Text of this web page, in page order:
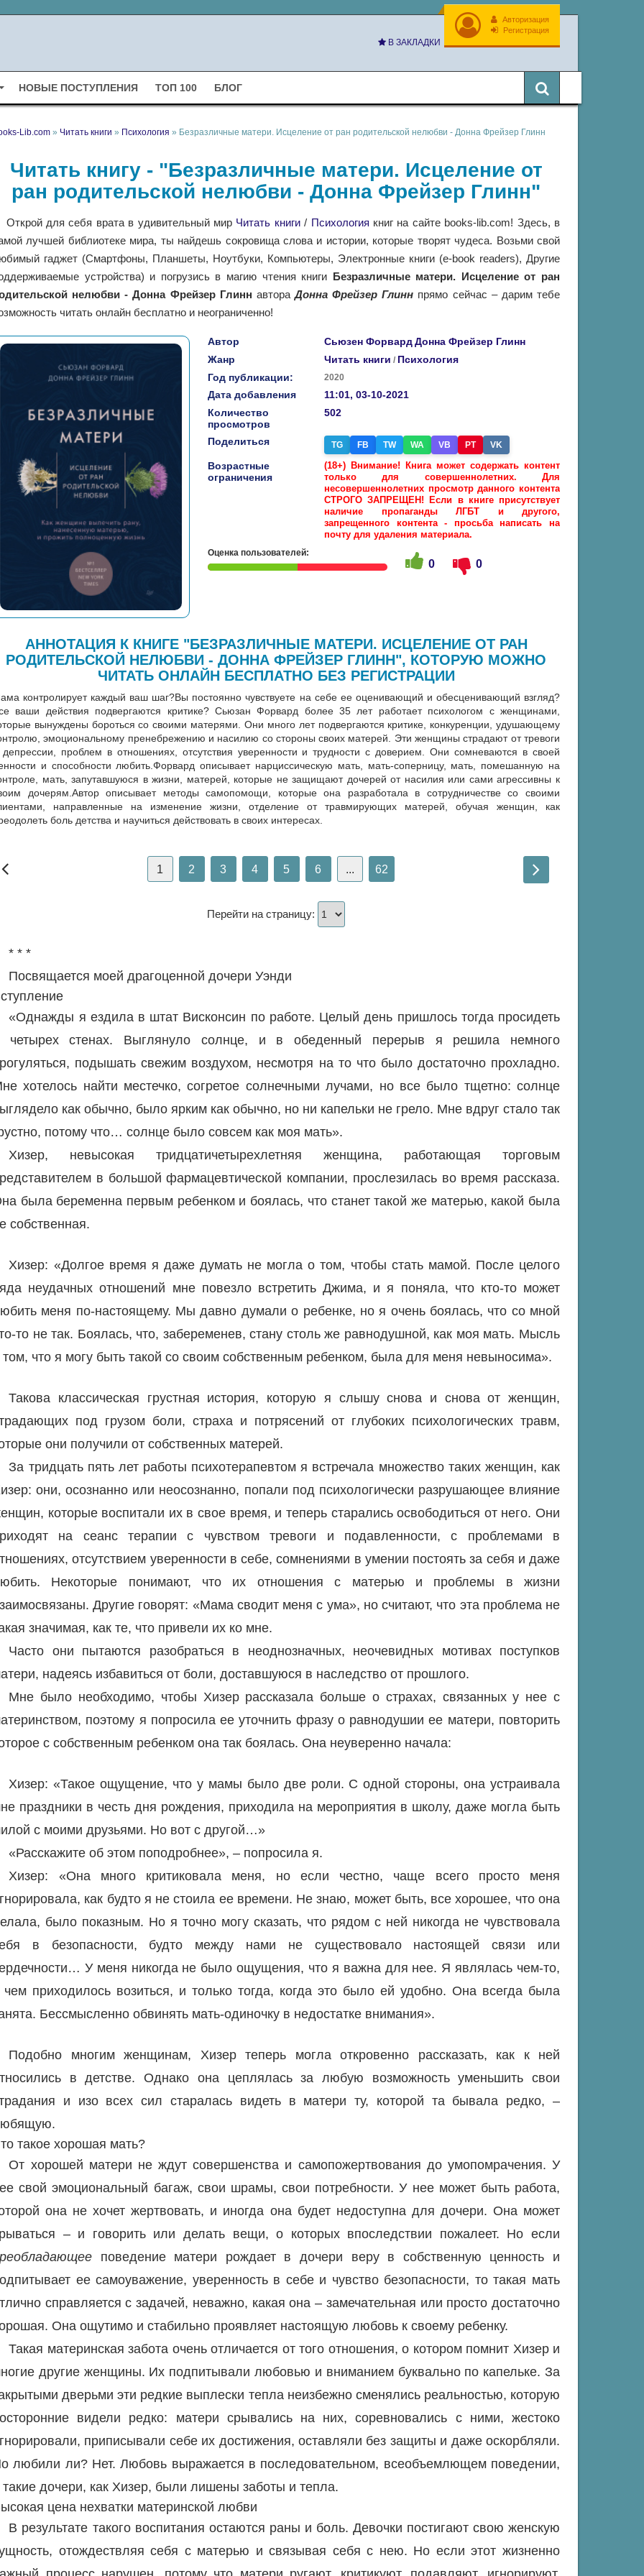
Авторизация
Регистрация
В ЗАКЛАДКИ
НОВЫЕ ПОСТУПЛЕНИЯ ТОП 100 БЛОГ
Lib.com » Читать книги » Психология » Безразличные матери. Исцеление от ран родительской нелюбви - Донна Фрейзер Глинн
Читать книгу - "Безразличные матери. Исцеление от
ран родительской нелюбви - Донна Фрейзер Глинн"
Открой для себя врата в удивительный мир Читать книги/ Психология книг на сайте books-lib.com! Здесь, в
лучшей библиотеке мира, ты найдешь сокровища слова и истории, которые творят чудеса. Возьми свой
гаджет (Смартфоны, Планшеты, Ноутбуки, Компьютеры, Электронные книги (e-book readers), Другие
устройства) и погрузись в магию чтения книги Безразличные матери. Исцеление от ран
нелюбви - Донна Фрейзер Глинн автораДонна Фрейзер Глинн прямо сейчас – дарим тебе
читать онлайн бесплатно и неограниченно!
Автор Сьюзен ФорвардДонна Фрейзер Глинн
Жанр
Читать книги / Психология
Год публикации:
2020
Дата добавления
11:01, 03-10-2021
Количество
просмотров
502
Поделиться TG FB TW WA VB PT VK
Возрастные
ограничения
(18+) Внимание! Книга может содержать контент
только для совершеннолетних. Для
несовершеннолетних просмотр данного контента
СТРОГО ЗАПРЕЩЕН! Если в книге присутствует
наличие пропаганды ЛГБТ и другого,
запрещенного контента - просьба написать на
почту для удаления материала.
Оценка пользователей:
0 0
АННОТАЦИЯ К КНИГЕ "БЕЗРАЗЛИЧНЫЕ МАТЕРИ. ИСЦЕЛЕНИЕ ОТ РАН
РОДИТЕЛЬСКОЙ НЕЛЮБВИ - ДОННА ФРЕЙЗЕР ГЛИНН", КОТОРУЮ МОЖНО
ЧИТАТЬ ОНЛАЙН БЕСПЛАТНО БЕЗ РЕГИСТРАЦИИ
контролирует каждый ваш шаг?Вы постоянно чувствуете на себе ее оценивающий и обесценивающий взгляд?
ваши действия подвергаются критике? Сьюзан Форвард более 35 лет работает психологом с женщинами,
вынуждены бороться со своими матерями. Они много лет подвергаются критике, конкуренции, удушающему
эмоциональному пренебрежению и насилию со стороны своих матерей. Эти женщины страдают от тревоги
проблем в отношениях, отсутствия уверенности и трудности с доверием. Они сомневаются в своей
и способности любить.Форвард описывает нарциссическую мать, мать-соперницу, мать, помешанную на
мать, запутавшуюся в жизни, матерей, которые не защищают дочерей от насилия или сами агрессивны к
дочерям.Автор описывает методы самопомощи, которые она разработала в сотрудничестве со своими
направленные на изменение жизни, отделение от травмирующих матерей, обучая женщин, как
боль детства и научиться действовать в своих интересах.
1 2 3 4 5 6 ... 62
Перейти на страницу:
* * *
Посвящается моей драгоценной дочери Уэнди
«Однажды я ездила в штат Висконсин по работе. Целый день пришлось тогда просидеть
четырех стенах. Выглянуло солнце, и в обеденный перерыв я решила немного
подышать свежим воздухом, несмотря на то что было достаточно прохладно.
хотелось найти местечко, согретое солнечными лучами, но все было тщетно: солнце
как обычно, было ярким как обычно, но ни капельки не грело. Мне вдруг стало так
потому что… солнце было совсем как моя мать».
Хизер, невысокая тридцатичетырехлетняя женщина, работающая торговым
в большой фармацевтической компании, прослезилась во время рассказа.
была беременна первым ребенком и боялась, что станет такой же матерью, какой была
собственная.
Хизер: «Долгое время я даже думать не могла о том, чтобы стать мамой. После целого
неудачных отношений мне повезло встретить Джима, и я поняла, что кто-то может
меня по-настоящему. Мы давно думали о ребенке, но я очень боялась, что со мной
то не так. Боялась, что, забеременев, стану столь же равнодушной, как моя мать. Мысль
том, что я могу быть такой со своим собственным ребенком, была для меня невыносима».
Такова классическая грустная история, которую я слышу снова и снова от женщин,
под грузом боли, страха и потрясений от глубоких психологических травм,
они получили от собственных матерей.
За тридцать пять лет работы психотерапевтом я встречала множество таких женщин, как
они, осознанно или неосознанно, попали под психологически разрушающее влияние
которые воспитали их в свое время, и теперь старались освободиться от него. Они
на сеанс терапии с чувством тревоги и подавленности, с проблемами в
отсутствием уверенности в себе, сомнениями в умении постоять за себя и даже
Некоторые понимают, что их отношения с матерью и проблемы в жизни
Другие говорят: «Мама сводит меня с ума», но считают, что эта проблема не
значимая, как те, что привели их ко мне.
Часто они пытаются разобраться в неоднозначных, неочевидных мотивах поступков
надеясь избавиться от боли, доставшуюся в наследство от прошлого.
Мне было необходимо, чтобы Хизер рассказала больше о страхах, связанных у нее с
поэтому я попросила ее уточнить фразу о равнодушии ее матери, повторить
с собственным ребенком она так боялась. Она неуверенно начала:
Хизер: «Такое ощущение, что у мамы было две роли. С одной стороны, она устраивала
праздники в честь дня рождения, приходила на мероприятия в школу, даже могла быть
с моими друзьями. Но вот с другой…»
«Расскажите об этом поподробнее», – попросила я.
Хизер: «Она много критиковала меня, но если честно, чаще всего просто меня
как будто я не стоила ее времени. Не знаю, может быть, все хорошее, что она
было показным. Но я точно могу сказать, что рядом с ней никогда не чувствовала
в безопасности, будто между нами не существовало настоящей связи или
У меня никогда не было ощущения, что я важна для нее. Я являлась чем-то,
чем приходилось возиться, и только тогда, когда это было ей удобно. Она всегда была
Бессмысленно обвинять мать-одиночку в недостатке внимания».
Подобно многим женщинам, Хизер теперь могла откровенно рассказать, как к ней
в детстве. Однако она цеплялась за любую возможность уменьшить свои
и изо всех сил старалась видеть в матери ту, которой та бывала редко, –
такое хорошая мать?
От хорошей матери не ждут совершенства и самопожертвования до умопомрачения. У
свой эмоциональный багаж, свои шрамы, свои потребности. У нее может быть работа,
она не хочет жертвовать, и иногда она будет недоступна для дочери. Она может
– и говорить или делать вещи, о которых впоследствии пожалеет. Но если
поведение матери рождает в дочери веру в собственную ценность и
ее самоуважение, уверенность в себе и чувство безопасности, то такая мать
справляется с задачей, неважно, какая она – замечательная или просто достаточно
Она ощутимо и стабильно проявляет настоящую любовь к своему ребенку.
Такая материнская забота очень отличается от того отношения, о котором помнит Хизер и
другие женщины. Их подпитывали любовью и вниманием буквально по капельке. За
дверьми эти редкие выплески тепла неизбежно сменялись реальностью, которую
видели редко: матери срывались на них, соревновались с ними, жестоко
приписывали себе их достижения, оставляли без защиты и даже оскорбляли.
любили ли? Нет. Любовь выражается в последовательном, всеобъемлющем поведении,
такие дочери, как Хизер, были лишены заботы и тепла.
цена нехватки материнской любви
В результате такого воспитания остаются раны и боль. Девочки постигают свою женскую
отождествляя себя с матерью и связывая себя с нею. Но если этот жизненно